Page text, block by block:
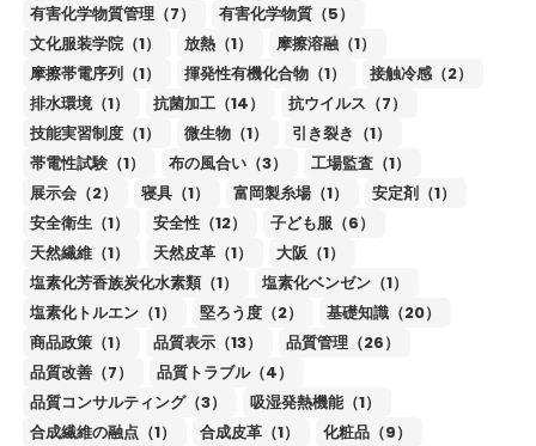
有害化学物質管理（7）
有害化学物質（5）
文化服装学院（1）
放熱（1）
摩擦溶融（1）
摩擦帯電序列（1）
揮発性有機化合物（1）
接触冷感（2）
排水環境（1）
抗菌加工（14）
抗ウイルス（7）
技能実習制度（1）
微生物（1）
引き裂き（1）
帯電性試験（1）
布の風合い（3）
工場監査（1）
展示会（2）
寝具（1） 富岡製糸場（1）
安定剤（1）
安全衛生（1）
安全性（12）
子ども服（6）
天然繊維（1）
天然皮革（1）
大阪（1）
塩素化芳香族炭化水素類（1）
塩素化ベンゼン（1）
塩素化トルエン（1）
堅ろう度（2）
基礎知識（20）
商品政策（1）
品質表示（13）
品質管理（26）
品質改善（7）
品質トラブル（4）
品質コンサルティング（3）
吸湿発熱機能（1）
合成繊維の融点（1）
合成皮革（1）
化粧品（9）